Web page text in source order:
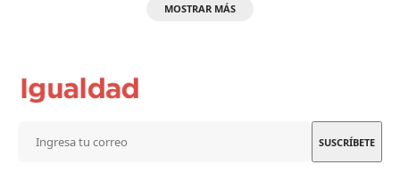
MOSTRAR MÁS